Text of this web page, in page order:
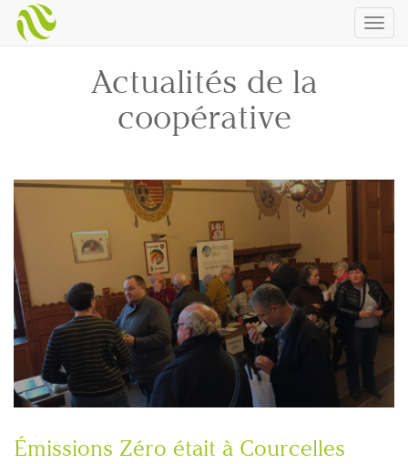
Actualités de la
coopérative
Émissions Zéro était à Courcelles